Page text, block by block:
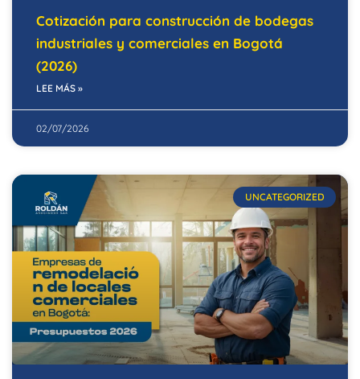
Cotización para construcción de bodegas
industriales y comerciales en Bogotá
(2026)
LEE MÁS »
02/07/2026
UNCATEGORIZED